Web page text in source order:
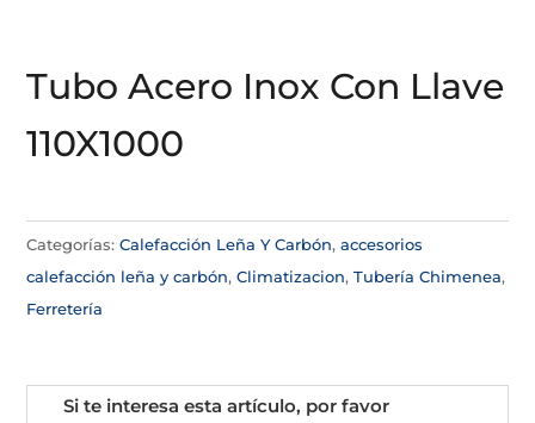
Tubo Acero Inox Con Llave
110X1000
Categorías:Calefacción Leña Y Carbón,accesorios
calefacción leña y carbón,Climatizacion,Tubería Chimenea,
Ferretería
Si te interesa esta artículo, por favor